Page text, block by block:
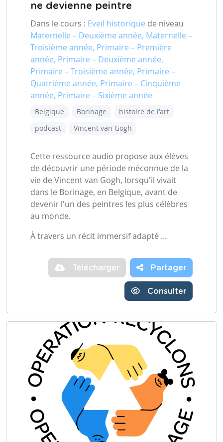
ne devienne peintre
Dans le cours : Eveil historique de niveau
Maternelle – Deuxième année, Maternelle –
Troisième année, Primaire – Première
année, Primaire – Deuxième année,
Primaire – Troisième année, Primaire –
Quatrième année, Primaire – Cinquième
année, Primaire – Sixième année
Belgique Borinage
histoire de l'art
podcast
Vincent van Gogh
Cette ressource audio propose aux élèves
de découvrir une période méconnue de la
vie de Vincent van Gogh, lorsqu'il vivait
dans le Borinage, en Belgique, avant de
devenir l'un des peintres les plus célèbres
au monde.
À travers un récit immersif adapté …
Télécharger Partager
Consulter